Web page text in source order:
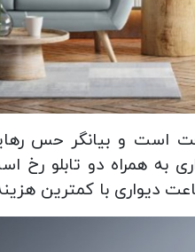
است و بیانگر حس
به همراه دو تابلو
دیواری با کمترین